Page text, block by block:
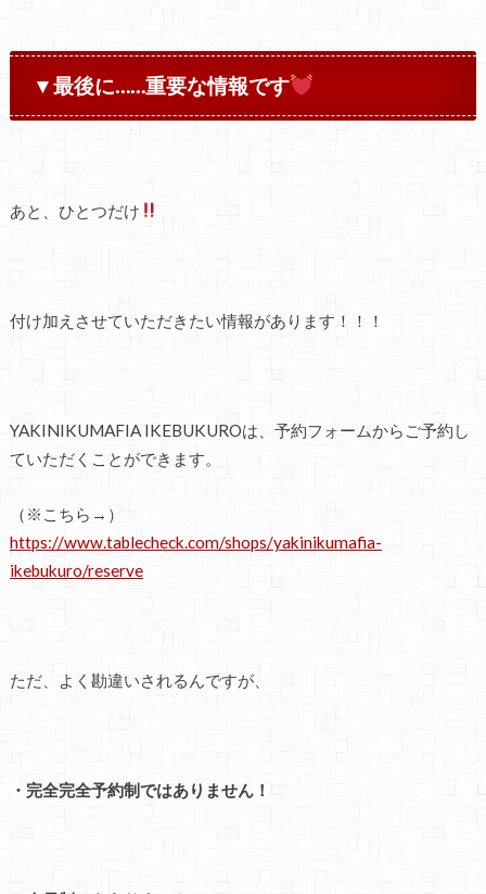
▼最後に……重要な情報です
あと、ひとつだけ
付け加えさせていただきたい情報があります！！！
YAKINIKUMAFIA IKEBUKUROは、予約フォームからご予約し
ていただくことができます。
（※こちら→）
https://www.tablecheck.com/shops/yakinikumafia-
ikebukuro/reserve
ただ、よく勘違いされるんですが、
・完全完全予約制ではありません！